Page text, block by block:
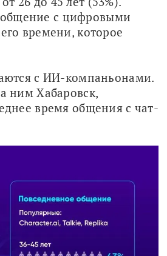
с цифровыми
времени, которое
с ИИ-компаньонами.
ним Хабаровск,
время общения с чат-